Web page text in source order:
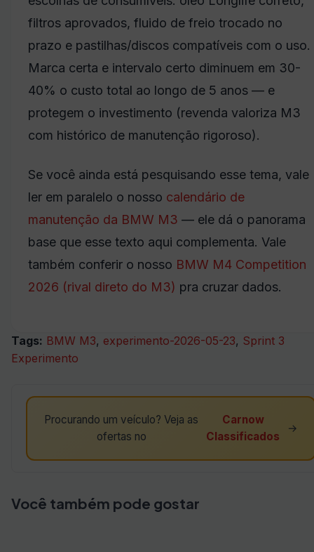
filtros aprovados, fluido de freio trocado no
prazo e pastilhas/discos compatíveis com o uso.
Marca certa e intervalo certo diminuem em 30-
40% o custo total ao longo de 5 anos — e
protegem o investimento (revenda valoriza M3
com histórico de manutenção rigoroso).
Se você ainda está pesquisando esse tema, vale
ler em paralelo o nosso calendário de
manutenção da BMW M3 — ele dá o panorama
base que esse texto aqui complementa. Vale
também conferir o nosso BMW M4 Competition
2026 (rival direto do M3) pra cruzar dados.
Tags: BMW M3, experimento-2026-05-23, Sprint 3
Experimento
Procurando um veículo? Veja as
ofertas no
Carnow
Classificados
→
Você também pode gostar